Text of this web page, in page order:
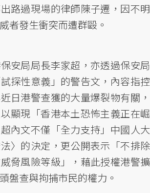
路過現場的律師陳子遷，因不明
者發生衝突而遭群毆。
安局局長李家超，亦透過保安局
探性意義」的警告文，內容指控
日港警查獲的大量爆裂物有關，
顯現「香港本土恐怖主義正在崛
內文不僅「全力支持」中國人大
〉的決定，更公開表示「不排除
脅風險等級」，藉此授權港警擴
盤查與拘捕市民的權力。